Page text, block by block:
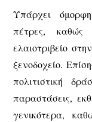
Υπάρχει
πέτρες,
ελαιοτριβείο
ξενοδοχείο.
πολιτιστική
παραστάσεις,
γενικότερα,